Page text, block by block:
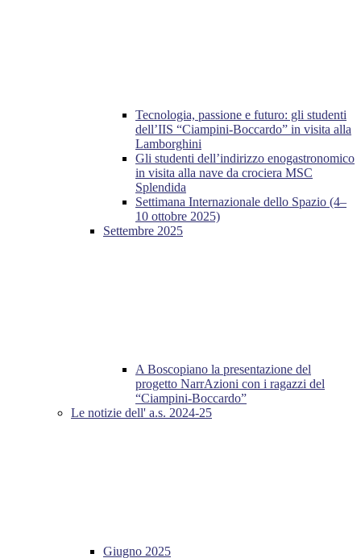
Tecnologia, passione e futuro: gli studenti
dell’IIS “Ciampini-Boccardo” in visita alla
Lamborghini
Gli studenti dell’indirizzo enogastronomico
in visita alla nave da crociera MSC
Splendida
Settimana Internazionale dello Spazio (4–
10 ottobre 2025)
Settembre 2025
A Boscopiano la presentazione del
progetto NarrAzioni con i ragazzi del
“Ciampini-Boccardo”
Le notizie dell' a.s. 2024-25
Giugno 2025